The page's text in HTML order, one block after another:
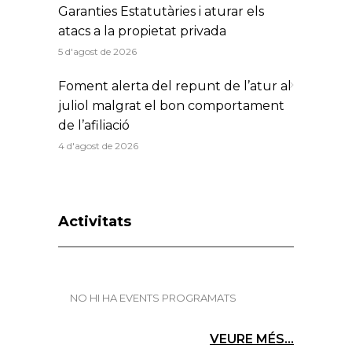
Garanties Estatutàries i aturar els
atacs a la propietat privada
5 d'agost de 2026
Foment alerta del repunt de l’atur al
juliol malgrat el bon comportament
de l’afiliació
4 d'agost de 2026
Activitats
NO HI HA EVENTS PROGRAMATS
VEURE MÉS...